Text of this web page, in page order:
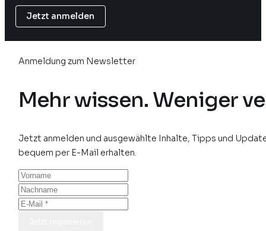
Jetzt anmelden
Anmeldung zum Newsletter
Mehr wissen. Weniger
Jetzt anmelden und ausgewählte Inhalte, Tipps und
bequem per E-Mail erhalten.